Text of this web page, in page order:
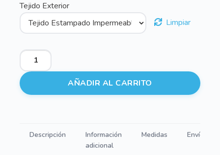
Tejido Exterior
Limpiar
Maletas
Verona
-
Jessie
AÑADIR AL CARRITO
Descripción
Información
adicional
Medidas Envíos